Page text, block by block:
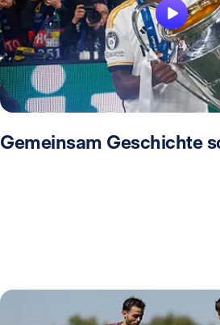
Gemeinsam Geschichte